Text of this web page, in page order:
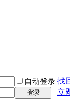
自动登录 找
登录 立